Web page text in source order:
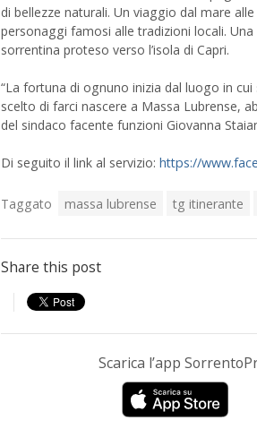
di bellezze naturali. Un viaggio dal mare
personaggi famosi alle tradizioni locali.
sorrentina proteso verso l’isola di Capri.
“La fortuna di ognuno inizia dal luogo in
scelto di farci nascere a Massa Lubrense,
del sindaco facente funzioni Giovanna
Di seguito il link al servizio: https://
Taggato massa lubrense tg itinerante
Share this post
Scarica l’app